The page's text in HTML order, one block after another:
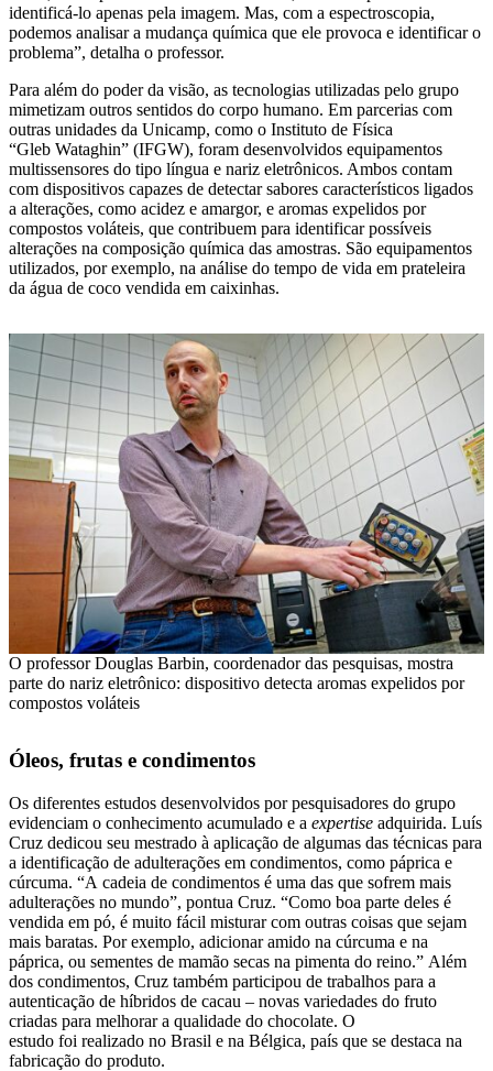
identificá-lo apenas pela imagem. Mas, com a espectroscopia,
podemos analisar a mudança química que ele provoca e identificar o
problema”, detalha o professor.
Para além do poder da visão, as tecnologias utilizadas pelo grupo
mimetizam outros sentidos do corpo humano. Em parcerias com
outras unidades da Unicamp, como o Instituto de Física
“Gleb Wataghin” (IFGW), foram desenvolvidos equipamentos
multissensores do tipo língua e nariz eletrônicos. Ambos contam
com dispositivos capazes de detectar sabores característicos ligados
a alterações, como acidez e amargor, e aromas expelidos por
compostos voláteis, que contribuem para identificar possíveis
alterações na composição química das amostras. São equipamentos
utilizados, por exemplo, na análise do tempo de vida em prateleira
da água de coco vendida em caixinhas.
O professor Douglas Barbin, coordenador das pesquisas, mostra
parte do nariz eletrônico: dispositivo detecta aromas expelidos por
compostos voláteis
Óleos, frutas e condimentos
Os diferentes estudos desenvolvidos por pesquisadores do grupo
evidenciam o conhecimento acumulado e a expertise adquirida. Luís
Cruz dedicou seu mestrado à aplicação de algumas das técnicas para
a identificação de adulterações em condimentos, como páprica e
cúrcuma. “A cadeia de condimentos é uma das que sofrem mais
adulterações no mundo”, pontua Cruz. “Como boa parte deles é
vendida em pó, é muito fácil misturar com outras coisas que sejam
mais baratas. Por exemplo, adicionar amido na cúrcuma e na
páprica, ou sementes de mamão secas na pimenta do reino.” Além
dos condimentos, Cruz também participou de trabalhos para a
autenticação de híbridos de cacau – novas variedades do fruto
criadas para melhorar a qualidade do chocolate. O
estudo foi realizado no Brasil e na Bélgica, país que se destaca na
fabricação do produto.